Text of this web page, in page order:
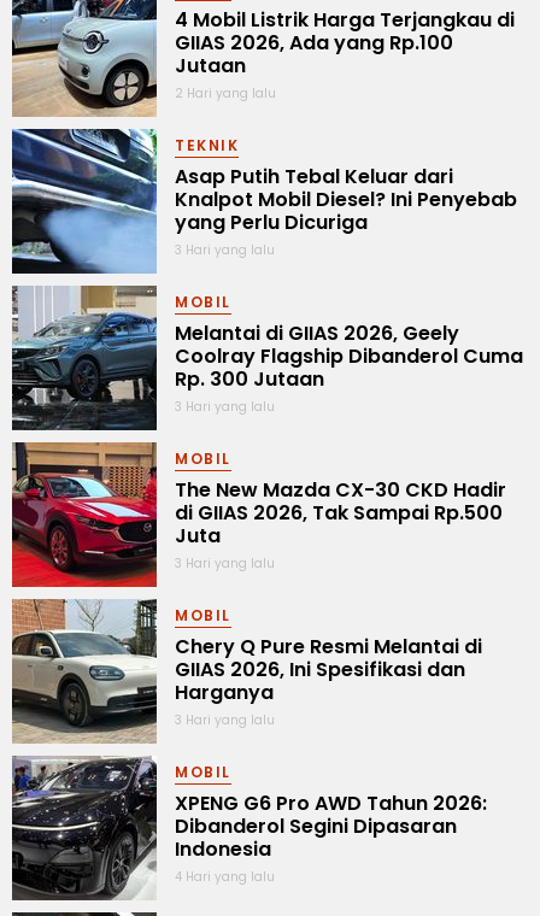
4 Mobil Listrik Harga Terjangkau di
GIIAS 2026, Ada yang Rp.100
Jutaan
2 Hari yang lalu
TEKNIK
Asap Putih Tebal Keluar dari
Knalpot Mobil Diesel? Ini Penyebab
yang Perlu Dicuriga
3 Hari yang lalu
MOBIL
Melantai di GIIAS 2026, Geely
Coolray Flagship Dibanderol Cuma
Rp. 300 Jutaan
3 Hari yang lalu
MOBIL
The New Mazda CX-30 CKD Hadir
di GIIAS 2026, Tak Sampai Rp.500
Juta
3 Hari yang lalu
MOBIL
Chery Q Pure Resmi Melantai di
GIIAS 2026, Ini Spesifikasi dan
Harganya
3 Hari yang lalu
MOBIL
XPENG G6 Pro AWD Tahun 2026:
Dibanderol Segini Dipasaran
Indonesia
4 Hari yang lalu